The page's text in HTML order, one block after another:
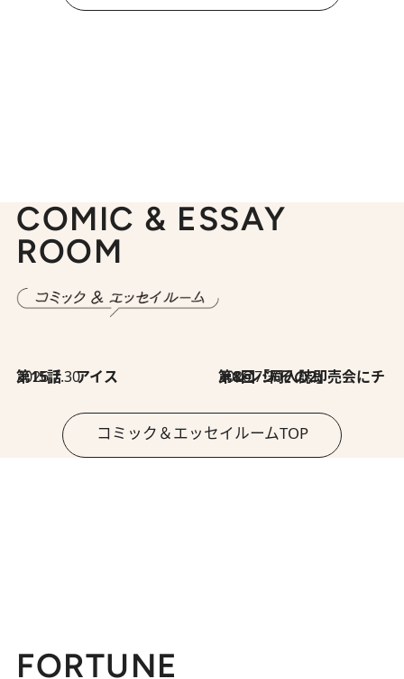
COMIC & ESSAY
ROOM
2026.7.30
第15話 アイス 2026.7.30
第8回「同人誌即売会にチャレンジ その2」
コミック＆エッセイルームTOP
FORTUNE